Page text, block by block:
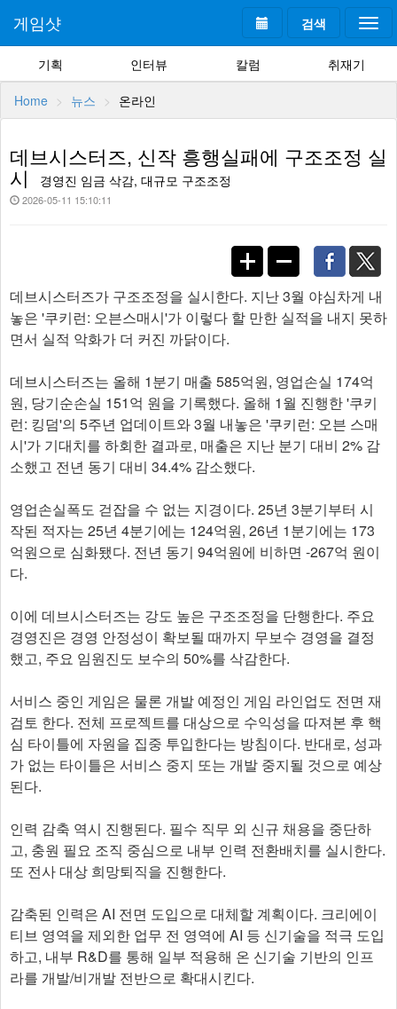
검색
게임샷
기획 인터뷰 칼럼 취재기
Home 뉴스 온라인
데브시스터즈, 신작 흥행실패에 구조조정 실
시 경영진 임금 삭감, 대규모 구조조정
2026-05-11 15:10:11
데브시스터즈가 구조조정을 실시한다. 지난 3월 야심차게 내
놓은 '쿠키런: 오븐스매시'가 이렇다 할 만한 실적을 내지 못하
면서 실적 악화가 더 커진 까닭이다.
데브시스터즈는 올해 1분기 매출 585억원, 영업손실 174억
원, 당기순손실 151억 원을 기록했다. 올해 1월 진행한 '쿠키
런: 킹덤'의 5주년 업데이트와 3월 내놓은 '쿠키런: 오븐 스매
시'가 기대치를 하회한 결과로, 매출은 지난 분기 대비 2% 감
소했고 전년 동기 대비 34.4% 감소했다.
영업손실폭도 걷잡을 수 없는 지경이다. 25년 3분기부터 시
작된 적자는 25년 4분기에는 124억원, 26년 1분기에는 173
억원으로 심화됐다. 전년 동기 94억원에 비하면 -267억 원이
다.
이에 데브시스터즈는 강도 높은 구조조정을 단행한다. 주요
경영진은 경영 안정성이 확보될 때까지 무보수 경영을 결정
했고, 주요 임원진도 보수의 50%를 삭감한다.
서비스 중인 게임은 물론 개발 예정인 게임 라인업도 전면 재
검토 한다. 전체 프로젝트를 대상으로 수익성을 따져본 후 핵
심 타이틀에 자원을 집중 투입한다는 방침이다. 반대로, 성과
가 없는 타이틀은 서비스 중지 또는 개발 중지될 것으로 예상
된다.
인력 감축 역시 진행된다. 필수 직무 외 신규 채용을 중단하
고, 충원 필요 조직 중심으로 내부 인력 전환배치를 실시한다.
또 전사 대상 희망퇴직을 진행한다.
감축된 인력은 AI 전면 도입으로 대체할 계획이다. 크리에이
티브 영역을 제외한 업무 전 영역에 AI 등 신기술을 적극 도입
하고, 내부 R&D를 통해 일부 적용해 온 신기술 기반의 인프
라를 개발/비개발 전반으로 확대시킨다.